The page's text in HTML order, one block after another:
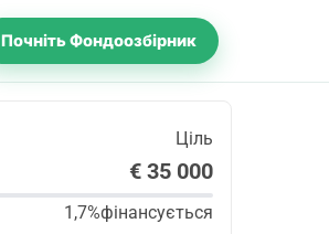
Почніть Фондоозбірник
Ціль
€ 35 000
1,7%фінансується